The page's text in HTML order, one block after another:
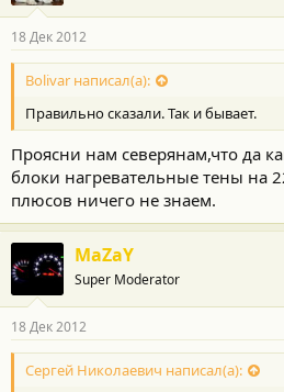
18 Дек 2012
Bolivar написал(а):
Правильно сказали. Так и бывает.
Проясни нам северянам,что да
блоки нагревательные тены на
плюсов ничего не знаем.
MaZaY
Super Moderator
18 Дек 2012
Сергей Николаевич написал(а):